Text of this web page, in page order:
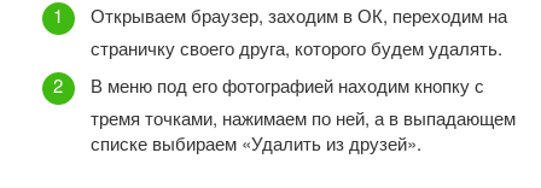
Открываем браузер, заходим в ОК, переходим на
страничку своего друга, которого будем удалять.
В меню под его фотографией находим кнопку с
тремя точками, нажимаем по ней, а в выпадающем
списке выбираем «Удалить из друзей».